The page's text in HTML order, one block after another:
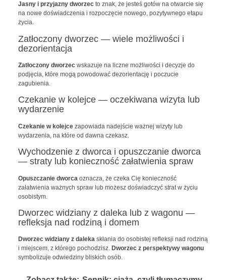
Jasny i przyjazny dworzecto znak, że jesteś gotów na otwarcie się
na nowe doświadczenia i rozpoczęcie nowego, pozytywnego etapu
życia.
Zatłoczony dworzec — wiele możliwości i
dezorientacja
Zatłoczony dworzecwskazuje na liczne możliwości i decyzje do
podjęcia, które mogą powodować dezorientację i poczucie
zagubienia.
Czekanie w kolejce — oczekiwana wizyta lub
wydarzenie
Czekanie w kolejcezapowiada nadejście ważnej wizyty lub
wydarzenia, na które od dawna czekasz.
Wychodzenie z dworca i opuszczanie dworca
— straty lub konieczność załatwienia spraw
Opuszczanie dworca oznacza, że czeka Cię konieczność
załatwienia ważnych spraw lub możesz doświadczyć strat w życiu
osobistym.
Dworzec widziany z daleka lub z wagonu —
refleksja nad rodziną i domem
Dworzec widziany z dalekaskłania do osobistej refleksji nad rodziną
i miejscem, z którego pochodzisz. Dworzec z perspektywy wagonu
symbolizuje odwiedziny bliskich osób.